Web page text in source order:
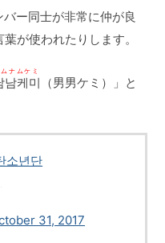
ー同士が非常に仲が良
葉が使われたりします。
남케미
ナムケミ
（男男ケミ）」と
소년단
31, 2017